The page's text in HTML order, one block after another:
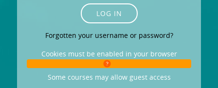
LOG IN
Forgotten your username or password?
Cookies must be enabled in your browser
Some courses may allow guest access